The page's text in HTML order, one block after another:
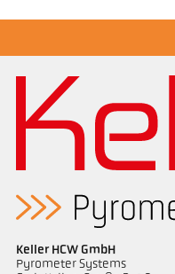
Žádostzpráva Hliník
Keller HCW GmbH
Pyrometer Systems